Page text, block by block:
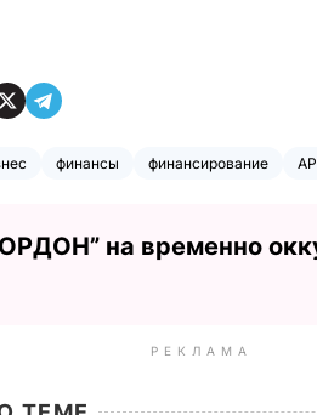
финансы финансирование
на временно
РЕКЛАМА